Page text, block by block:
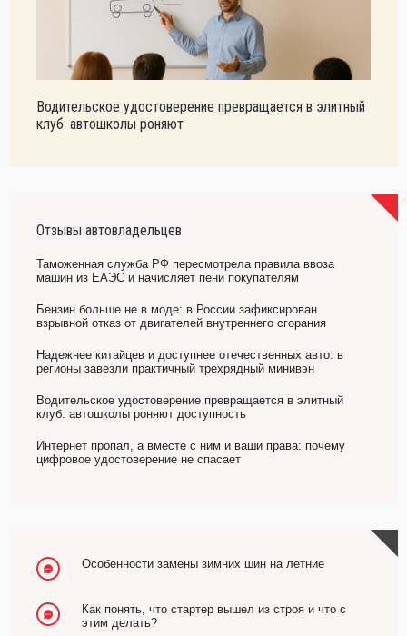
Водительское удостоверение превращается в элитный
клуб: автошколы роняют
Отзывы автовладельцев
Таможенная служба РФ пересмотрела правила ввоза
машин из ЕАЭС и начисляет пени покупателям
Бензин больше не в моде: в России зафиксирован
взрывной отказ от двигателей внутреннего сгорания
Надежнее китайцев и доступнее отечественных авто: в
регионы завезли практичный трехрядный минивэн
Водительское удостоверение превращается в элитный
клуб: автошколы роняют доступность
Интернет пропал, а вместе с ним и ваши права: почему
цифровое удостоверение не спасает
Особенности замены зимних шин на летние
Как понять, что стартер вышел из строя и что с
этим делать?